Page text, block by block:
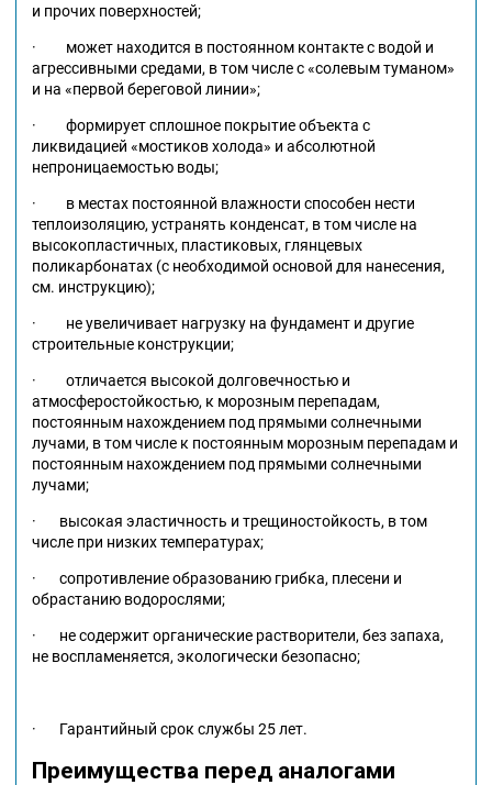
и прочих поверхностей;
· может находится в постоянном контакте с водой и
агрессивными средами, в том числе с «солевым туманом»
и на «первой береговой линии»;
· формирует сплошное покрытие объекта с
ликвидацией «мостиков холода» и абсолютной
непроницаемостью воды;
· в местах постоянной влажности способен нести
теплоизоляцию, устранять конденсат, в том числе на
высокопластичных, пластиковых, глянцевых
поликарбонатах (с необходимой основой для нанесения,
см. инструкцию);
· не увеличивает нагрузку на фундамент и другие
строительные конструкции;
· отличается высокой долговечностью и
атмосферостойкостью, к морозным перепадам,
постоянным нахождением под прямыми солнечными
лучами, в том числе к постоянным морозным перепадам и
постоянным нахождением под прямыми солнечными
лучами;
· высокая эластичность и трещиностойкость, в том
числе при низких температурах;
· сопротивление образованию грибка, плесени и
обрастанию водорослями;
· не содержит органические растворители, без запаха,
не воспламеняется, экологически безопасно;
· Гарантийный срок службы 25 лет.
Преимущества перед аналогами